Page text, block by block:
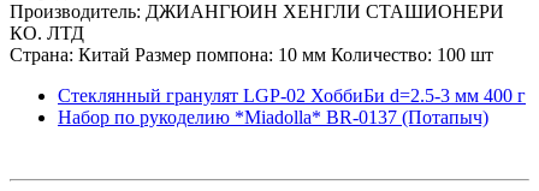
Производитель: ДЖИАНГЮИН ХЕНГЛИ СТАШИОНЕРИ
КО. ЛТД
Страна: Китай Размер помпона: 10 мм Количество: 100 шт
Стеклянный гранулят LGP-02 ХоббиБи d=2.5-3 мм 400 г
Набор по рукоделию *Miadolla* BR-0137 (Потапыч)